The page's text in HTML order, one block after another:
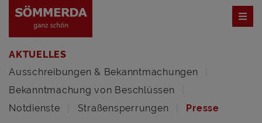
AKTUELLES
Ausschreibungen & Bekanntmachungen
Bekanntmachung von Beschlüssen
Notdienste
Straßensperrungen Presse